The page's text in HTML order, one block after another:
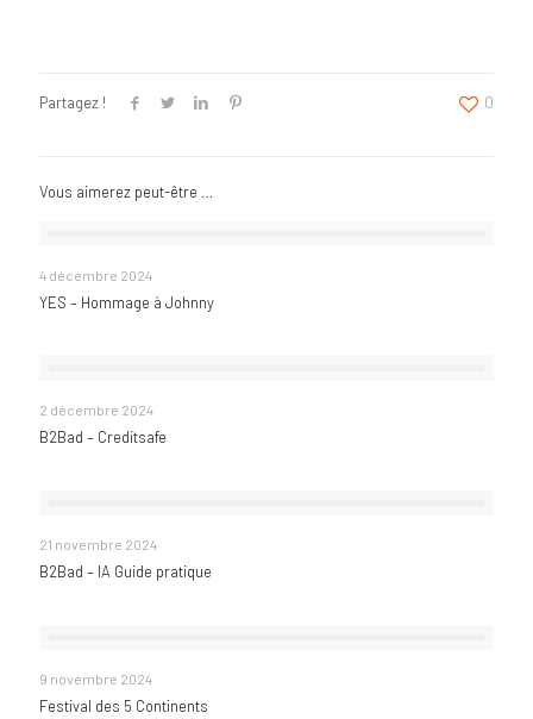
Partagez ! 0
Vous aimerez peut-être …
4 décembre 2024
YES – Hommage à Johnny
2 décembre 2024
B2Bad – Creditsafe
21 novembre 2024
B2Bad – IA Guide pratique
9 novembre 2024
Festival des 5 Continents